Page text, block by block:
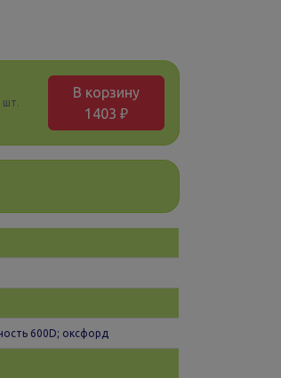
шт.
В корзину
1403 ₽
600D; оксфорд